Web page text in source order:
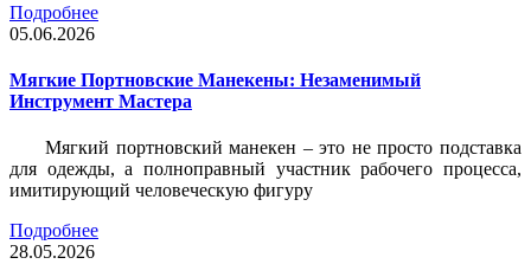
Подробнее
05.06.2026
Мягкие Портновские Манекены: Незаменимый
Инструмент Мастера
Мягкий портновский манекен – это не просто подставка
для одежды, а полноправный участник рабочего процесса,
имитирующий человеческую фигуру
Подробнее
28.05.2026